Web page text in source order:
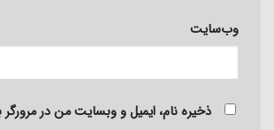
وب‌سایت
ذخیره نام، ایمیل و وبسایت من در مرورگر